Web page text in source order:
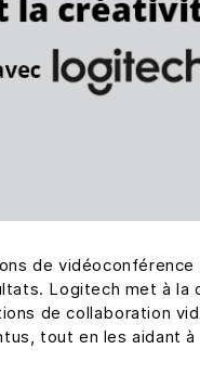
de
Logitech met à
de collaboration
tout en les aidant